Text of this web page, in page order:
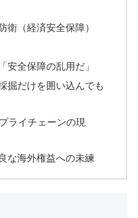
衛（経済安全保障）
安全保障の乱用だ」
掘だけを囲い込んでも
ライチェーンの現
な海外権益への未練